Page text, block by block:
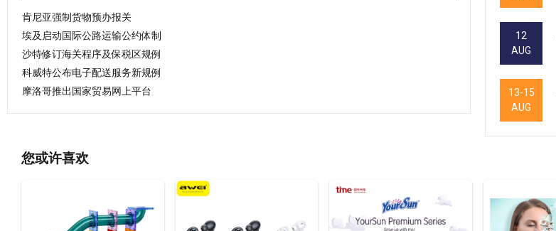
肯尼亚强制货物预办报关
埃及启动国际公路运输公约体制
沙特修订海关程序及保税区规例
科威特公布电子配送服务新规例
摩洛哥推出国家贸易网上平台
12
AUG
13-15
AUG
13-15
AUG
您或许喜欢